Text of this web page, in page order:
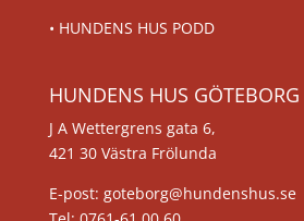
• HUNDENS HUS PODD
HUNDENS HUS GÖTEBORG
J A Wettergrens gata 6,
421 30 Västra Frölunda
E-post: goteborg@hundenshus.se